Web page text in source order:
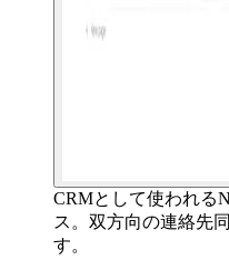
CRMとして使われる
ス。双方向の連絡先
す。